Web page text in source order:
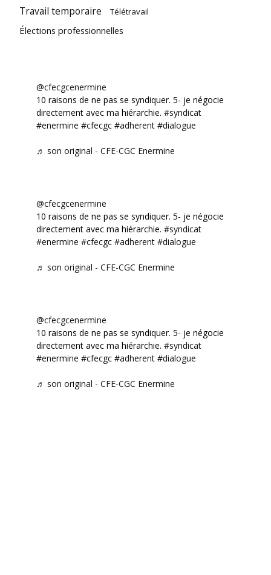
Travail temporaire Télétravail
Élections professionnelles
@cfecgcenermine
10 raisons de ne pas se syndiquer. 5- je négocie
directement avec ma hiérarchie. #syndicat
#enermine #cfecgc #adherent #dialogue
♬ son original - CFE-CGC Enermine
@cfecgcenermine
10 raisons de ne pas se syndiquer. 5- je négocie
directement avec ma hiérarchie. #syndicat
#enermine #cfecgc #adherent #dialogue
♬ son original - CFE-CGC Enermine
@cfecgcenermine
10 raisons de ne pas se syndiquer. 5- je négocie
directement avec ma hiérarchie. #syndicat
#enermine #cfecgc #adherent #dialogue
♬ son original - CFE-CGC Enermine